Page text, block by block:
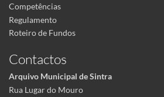
Competências
Regulamento
Roteiro de Fundos
Contactos
Arquivo Municipal de Sintra
Rua Lugar do Mouro